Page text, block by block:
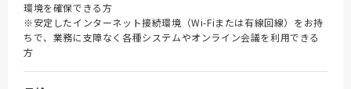
環境を確保できる方
※安定したインターネット接続環境（Wi-Fiまたは有線回線）をお持
ちで、業務に支障なく各種システムやオンライン会議を利用できる
方